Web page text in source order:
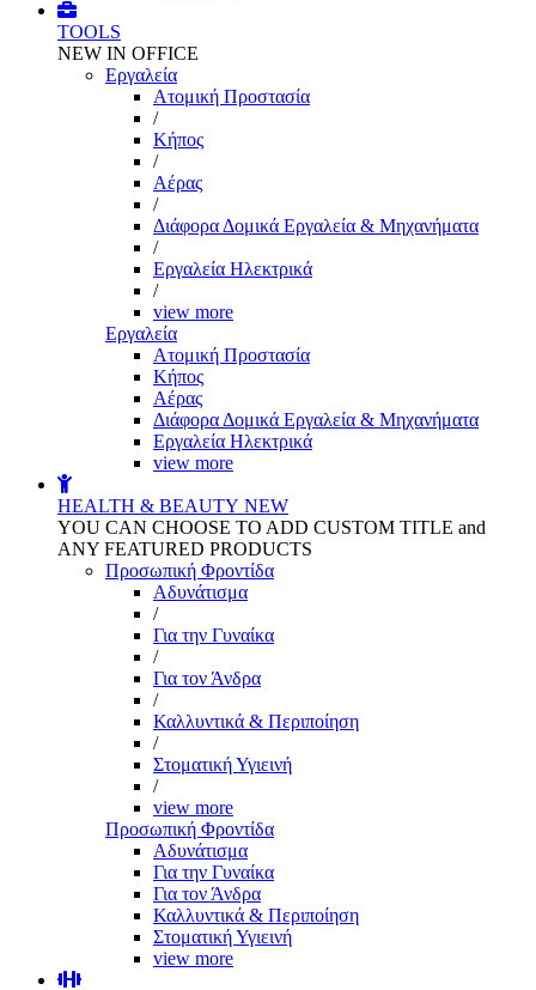
TOOLS
NEW IN OFFICE
Εργαλεία
Aτομική Προστασία
/
Kήπος
/
Αέρας
/
Διάφορα Δομικά Εργαλεία & Μηχανήματα
/
Εργαλεία Ηλεκτρικά
/
view more
Εργαλεία
Aτομική Προστασία
Kήπος
Αέρας
Διάφορα Δομικά Εργαλεία & Μηχανήματα
Εργαλεία Ηλεκτρικά
view more
HEALTH & BEAUTY NEW
YOU CAN CHOOSE TO ADD CUSTOM TITLE and
ANY FEATURED PRODUCTS
Προσωπική Φροντίδα
Αδυνάτισμα
/
Για την Γυναίκα
/
Για τον Άνδρα
/
Καλλυντικά & Περιποίηση
/
Στοματική Υγιεινή
/
view more
Προσωπική Φροντίδα
Αδυνάτισμα
Για την Γυναίκα
Για τον Άνδρα
Καλλυντικά & Περιποίηση
Στοματική Υγιεινή
view more